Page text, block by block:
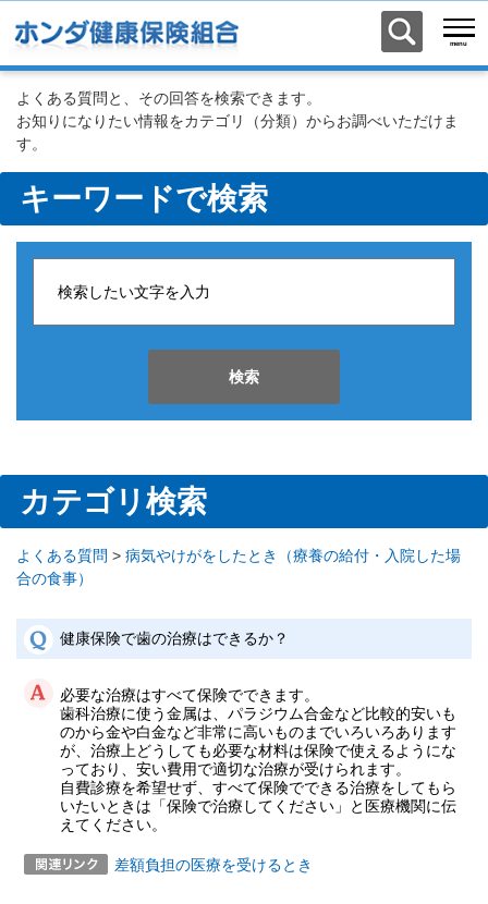
よくある質問と、その回答を検索できます。
お知りになりたい情報をカテゴリ（分類）からお調べいただけま
す。
キーワードで検索
検索
カテゴリ検索
よくある質問 > 病気やけがをしたとき（療養の給付・入院した場
合の食事）
健康保険で歯の治療はできるか？
必要な治療はすべて保険でできます。
歯科治療に使う金属は、パラジウム合金など比較的安いも
のから金や白金など非常に高いものまでいろいろあります
が、治療上どうしても必要な材料は保険で使えるようにな
っており、安い費用で適切な治療が受けられます。
自費診療を希望せず、すべて保険でできる治療をしてもら
いたいときは「保険で治療してください」と医療機関に伝
えてください。
差額負担の医療を受けるとき